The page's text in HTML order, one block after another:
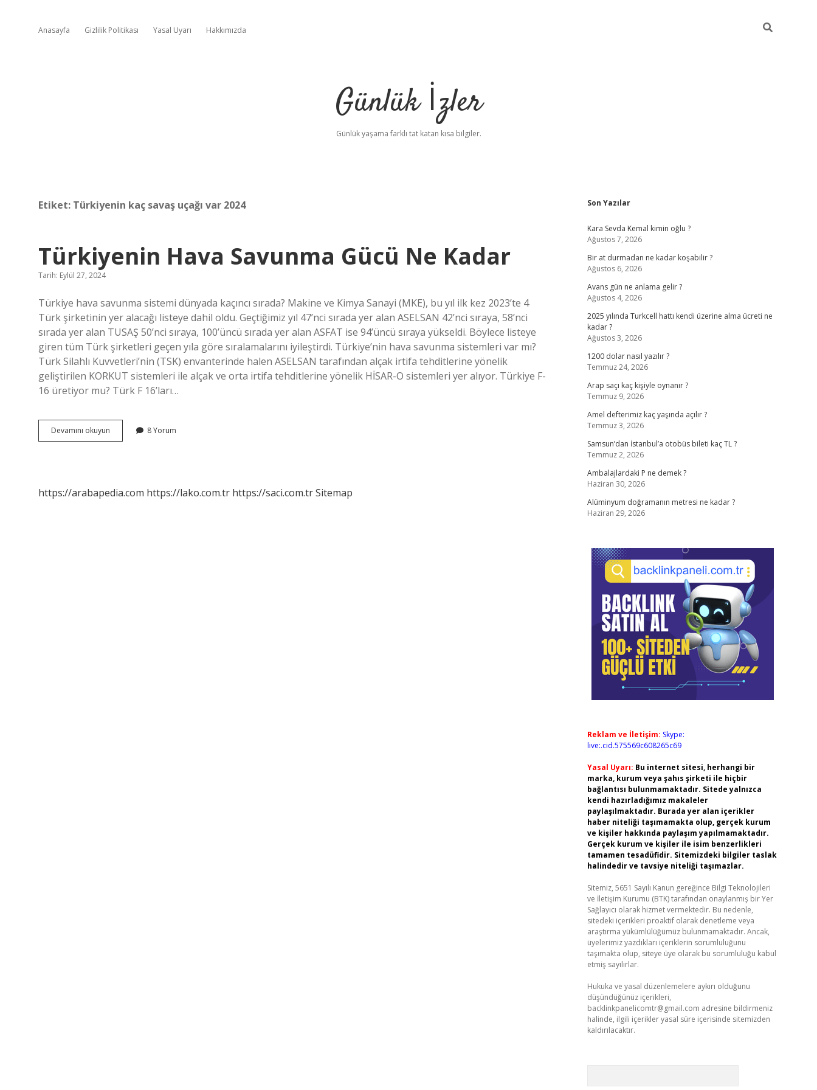
Anasayfa Gizlilik Politikası Yasal Uyarı Hakkımızda
Günlük İzler
Günlük yaşama farklı tat katan kısa bilgiler.
Etiket: Türkiyenin kaç savaş uçağı var 2024
Türkiyenin Hava Savunma Gücü Ne Kadar
Tarih: Eylül 27, 2024
Türkiye hava savunma sistemi dünyada kaçıncı sırada? Makine ve Kimya Sanayi (MKE), bu yıl ilk kez 2023’te 4
Türk şirketinin yer alacağı listeye dahil oldu. Geçtiğimiz yıl 47’nci sırada yer alan ASELSAN 42’nci sıraya, 58’nci
sırada yer alan TUSAŞ 50’nci sıraya, 100’üncü sırada yer alan ASFAT ise 94’üncü sıraya yükseldi. Böylece listeye
giren tüm Türk şirketleri geçen yıla göre sıralamalarını iyileştirdi. Türkiye’nin hava savunma sistemleri var mı?
Türk Silahlı Kuvvetleri’nin (TSK) envanterinde halen ASELSAN tarafından alçak irtifa tehditlerine yönelik
geliştirilen KORKUT sistemleri ile alçak ve orta irtifa tehditlerine yönelik HİSAR-O sistemleri yer alıyor. Türkiye F-
16 üretiyor mu? Türk F 16’ları…
Devamını okuyun Türkiyenin
Hava
8 Yorum
https://arabapedia.com https://lako.com.tr https://saci.com.trSitemap
Sidebar
Son Yazılar
Kara Sevda Kemal kimin oğlu ?
Ağustos 7, 2026
Bir at durmadan ne kadar koşabilir ?
Ağustos 6, 2026
Avans gün ne anlama gelir ?
Ağustos 4, 2026
2025 yılında Turkcell hattı kendi üzerine alma ücreti ne
kadar ?
Ağustos 3, 2026
1200 dolar nasıl yazılır ?
Temmuz 24, 2026
Arap saçı kaç kişiyle oynanır ?
Temmuz 9, 2026
Amel defterimiz kaç yaşında açılır ?
Temmuz 3, 2026
Samsun’dan İstanbul’a otobüs bileti kaç TL ?
Temmuz 2, 2026
Ambalajlardaki P ne demek ?
Haziran 30, 2026
Alüminyum doğramanın metresi ne kadar ?
Haziran 29, 2026
Reklam ve İletişim: Skype:
live:.cid.575569c608265c69
Yasal Uyarı: Bu internet sitesi, herhangi bir
marka, kurum veya şahıs şirketi ile hiçbir
bağlantısı bulunmamaktadır. Sitede yalnızca
kendi hazırladığımız makaleler
paylaşılmaktadır. Burada yer alan içerikler
haber niteliği taşımamakta olup, gerçek kurum
ve kişiler hakkında paylaşım yapılmamaktadır.
Gerçek kurum ve kişiler ile isim benzerlikleri
tamamen tesadüfidir. Sitemizdeki bilgiler taslak
halindedir ve tavsiye niteliği taşımazlar.
Sitemiz, 5651 Sayılı Kanun gereğince Bilgi Teknolojileri
ve İletişim Kurumu (BTK) tarafından onaylanmış bir Yer
Sağlayıcı olarak hizmet vermektedir. Bu nedenle,
sitedeki içerikleri proaktif olarak denetleme veya
araştırma yükümlülüğümüz bulunmamaktadır. Ancak,
üyelerimiz yazdıkları içeriklerin sorumluluğunu
taşımakta olup, siteye üye olarak bu sorumluluğu kabul
etmiş sayılırlar.
Hukuka ve yasal düzenlemelere aykırı olduğunu
düşündüğünüz içerikleri,
backlinkpanelicomtr@gmail.com adresine bildirmeniz
halinde, ilgili içerikler yasal süre içerisinde sitemizden
kaldırılacaktır.